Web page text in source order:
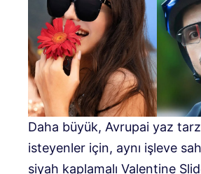
Daha büyük, Avrupai yaz
isteyenler için, aynı işleve
siyah kaplamalı Valentine